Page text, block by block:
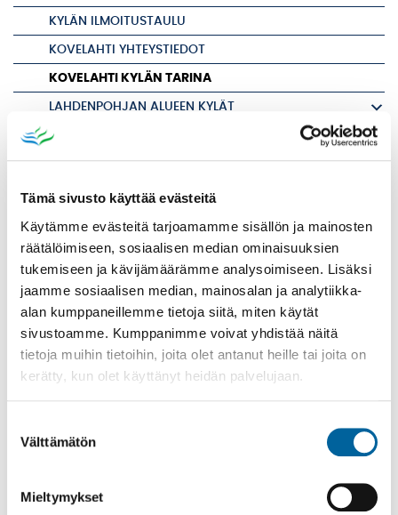
Tämä sivusto käyttää evästeitä
Käytämme evästeitä tarjoamamme sisällön ja mainosten
räätälöimiseen, sosiaalisen median ominaisuuksien
tukemiseen ja kävijämäärämme analysoimiseen. Lisäksi
jaamme sosiaalisen median, mainosalan ja analytiikka-
alan kumppaneillemme tietoja siitä, miten käytät
sivustoamme. Kumppanimme voivat yhdistää näitä
tietoja muihin tietoihin, joita olet antanut heille tai joita on
kerätty, kun olet käyttänyt heidän palvelujaan.
valinta
Välttämätön
Mieltymykset
KYLÄN ILMOITUSTAULU
KOVELAHTI YHTEYSTIEDOT
KOVELAHTI KYLÄN TARINA
LAHDENPOHJAN ALUEEN KYLÄT
LUHALAHTI
MYLLYKARTTU-MANSONIEMI
PUKARA
RIITIALA
RÖYHIÖ
SIKURI - KOLKKO
TEVANIEMI
VATULA
LOMAKE: KYLÄN SIVUJEN PÄIVITTÄMINEN
RAKENNUSVALVONTA
VUOKRA-ASUNNOT